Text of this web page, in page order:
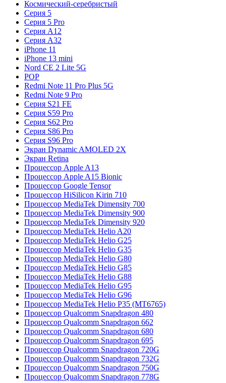
Космический-серебристый
Серия 5
Серия 5 Pro
Серия A12
Серия A32
iPhone 11
iPhone 13 mini
Nord CE 2 Lite 5G
POP
Redmi Note 11 Pro Plus 5G
Redmi Note 9 Pro
Серия S21 FE
Серия S59 Pro
Серия S62 Pro
Серия S86 Pro
Серия S96 Pro
Экран Dynamic AMOLED 2X
Экран Retina
Процессор Apple A13
Процессор Apple A15 Bionic
Процессор Google Tensor
Процессор HiSilicon Kirin 710
Процессор MediaTek Dimensity 700
Процессор MediaTek Dimensity 900
Процессор MediaTek Dimensity 920
Процессор MediaTek Helio A20
Процессор MediaTek Helio G25
Процессор MediaTek Helio G35
Процессор MediaTek Helio G80
Процессор MediaTek Helio G85
Процессор MediaTek Helio G88
Процессор MediaTek Helio G95
Процессор MediaTek Helio G96
Процессор MediaTek Helio P35 (MT6765)
Процессор Qualcomm Snapdragon 480
Процессор Qualcomm Snapdragon 662
Процессор Qualcomm Snapdragon 680
Процессор Qualcomm Snapdragon 695
Процессор Qualcomm Snapdragon 720G
Процессор Qualcomm Snapdragon 732G
Процессор Qualcomm Snapdragon 750G
Процессор Qualcomm Snapdragon 778G